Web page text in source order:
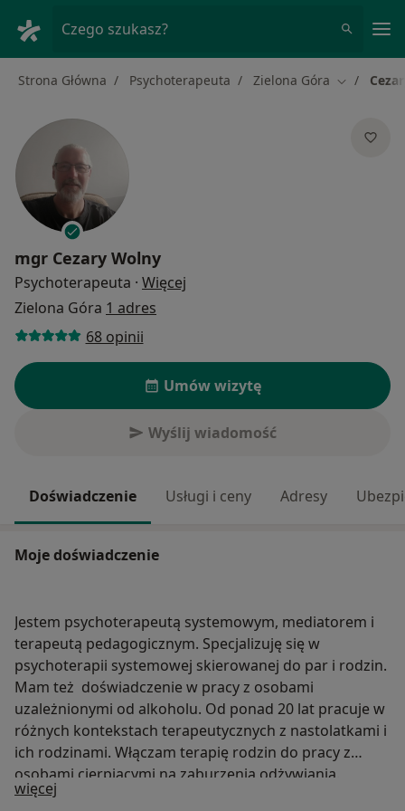
Czego szukasz?
Strona Główna Psychoterapeuta Zielona Góra Zmień
mgr Cezary Wolny
Psychoterapeuta · Więcej
Zielona Góra 1 adres
68 opinii
Umów wizytę
Wyślij wiadomość
Doświadczenie Usługi i ceny Adresy
Moje doświadczenie
Jestem psychoterapeutą systemowym, mediatorem i
terapeutą pedagogicznym. Specjalizuję się w
psychoterapii systemowej skierowanej do par i rodzin.
Mam też doświadczenie w pracy z osobami
uzależnionymi od alkoholu. Od ponad 20 lat pracuje w
różnych kontekstach terapeutycznych z nastolatkami i
ich rodzinami. Włączam terapię rodzin do pracy z
osobami cierpiącymi na zaburzenia odżywiania.
Terapia rodzinna może mieć duże znaczenie w
więcej